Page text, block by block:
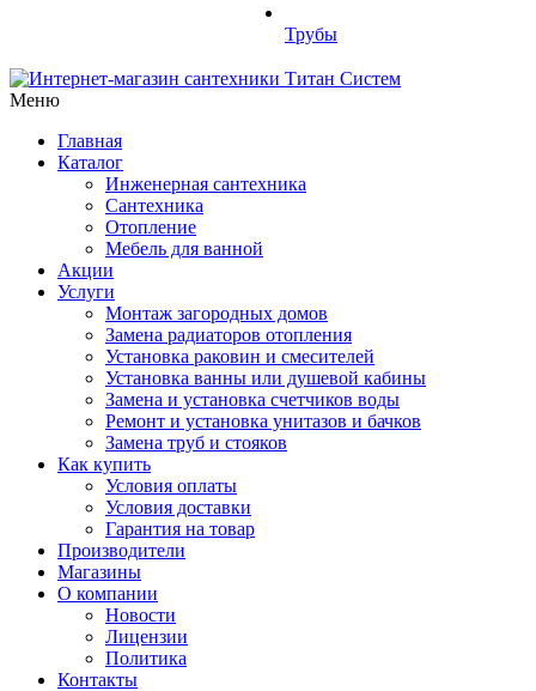
Трубы
Меню
Главная
Каталог
Инженерная сантехника
Сантехника
Отопление
Мебель для ванной
Акции
Услуги
Монтаж загородных домов
Замена радиаторов отопления
Установка раковин и смесителей
Установка ванны или душевой кабины
Замена и установка счетчиков воды
Ремонт и установка унитазов и бачков
Замена труб и стояков
Как купить
Условия оплаты
Условия доставки
Гарантия на товар
Производители
Магазины
О компании
Новости
Лицензии
Политика
Контакты